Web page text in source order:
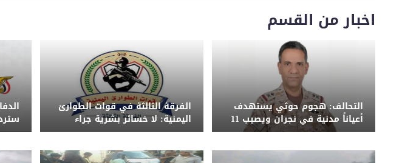
اخبار من القسم
التحالف: هجوم حوثي يستهدف
أعياناً مدنية في نجران ويصيب 11
مدنياً بينهم امرأة وطفل
الفرقة الثالثة في قوات الطوارئ
اليمنية: لا خسائر بشرية جراء
الضربة ونحذر من تداول الشائعات